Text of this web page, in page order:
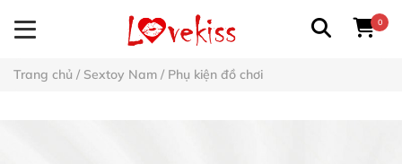
0
Trang chủ / Sextoy Nam / Phụ kiện đồ chơi